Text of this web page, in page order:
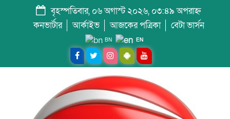
বৃহস্পতিবার, ০৬ অগাস্ট ২০২৬, ০৩:৪৯ অপরাহ্ন
কনভার্টার
আর্কাইভ আজকের পত্রিকা বেটা ভার্সন
BN EN